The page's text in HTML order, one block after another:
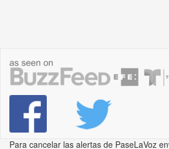
Para cancelar las alertas de PaseLaVoz